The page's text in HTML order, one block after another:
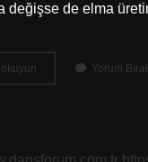
değişse de elma
okuyun Karaman
En
Yorum